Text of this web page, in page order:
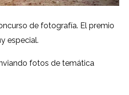
de fotografía. El premio
especial.
fotos de temática